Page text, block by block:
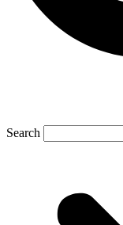
Search